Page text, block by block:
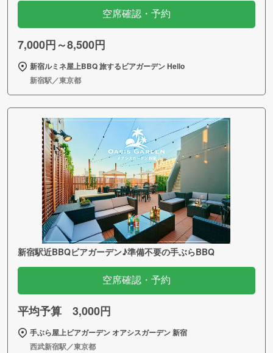
空席確認・予約
7,000円～8,500円
新宿ルミネ屋上BBQ 旅するビアガーデン Hello
新宿駅／東京都
新宿駅近BBQビアガーデン♪準備不要の手ぶらBBQ
空席確認・予約
平均予算 3,000円
手ぶら屋上ビアガーデン オアシスガーデン 新宿
西武新宿駅／東京都